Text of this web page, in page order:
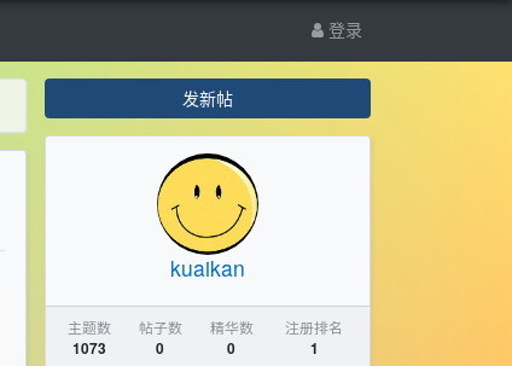
登录
发新帖
kuaikan
主题数
1073
帖子数
0
精华数
0
注册排名
1